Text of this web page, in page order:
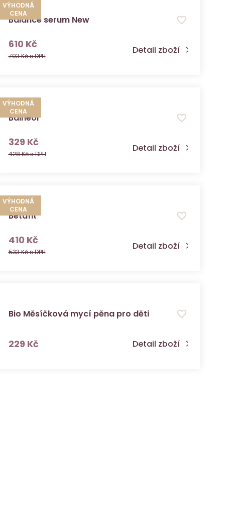
VÝHODNÁ
CENA
Balance serum New
610 Kčs DPH
793 Kč s DPH
Detail zboží
VÝHODNÁ
CENA
Balneol
329 Kčs DPH
428 Kč s DPH
Detail zboží
VÝHODNÁ
CENA
Betafit
410 Kčs DPH
533 Kč s DPH
Detail zboží
Bio Měsíčková mycí pěna pro děti
229 Kčs DPH Detail zboží